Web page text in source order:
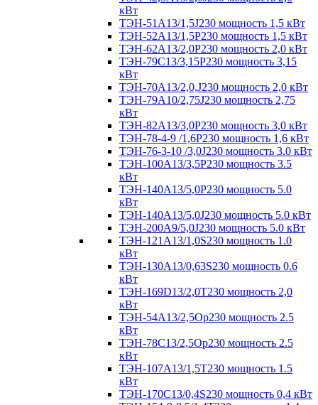
кВт
ТЭН-51А13/1,5J230 мощность 1,5 кВт
ТЭН-52А13/1,5Р230 мощность 1,5 кВт
ТЭН-62А13/2,0Р230 мощность 2,0 кВт
ТЭН-79С13/3,15Р230 мощность 3,15
кВт
ТЭН-70А13/2,0,J230 мощность 2,0 кВт
ТЭН-79А10/2,75J230 мощность 2,75
кВт
ТЭН-82А13/3,0Р230 мощность 3,0 кВт
ТЭН-78-4-9 /1,6P230 мощность 1,6 кВт
ТЭН-76-3-10 /3,0J230 мощность 3.0 кВт
ТЭН-100А13/3,5Р230 мощность 3.5
кВт
ТЭН-140А13/5,0Р230 мощность 5.0
кВт
ТЭН-140А13/5,0J230 мощность 5.0 кВт
ТЭН-200А9/5,0J230 мощность 5.0 кВт
ТЭН-121А13/1,0S230 мощность 1.0
кВт
ТЭН-130А13/0,63S230 мощность 0.6
кВт
ТЭН-169D13/2,0T230 мощность 2,0
кВт
ТЭН-54А13/2,5Ор230 мощность 2.5
кВт
ТЭН-78С13/2,5Ор230 мощность 2.5
кВт
ТЭН-107А13/1,5Т230 мощность 1.5
кВт
ТЭН-170C13/0,4S230 мощность 0,4 кВт